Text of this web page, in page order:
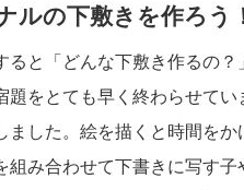
の下敷きを作ろう
と「どんな下敷き作るの？
をとても早く終わらせてい
した。絵を描くと時間をか
み合わせて下書きに写す